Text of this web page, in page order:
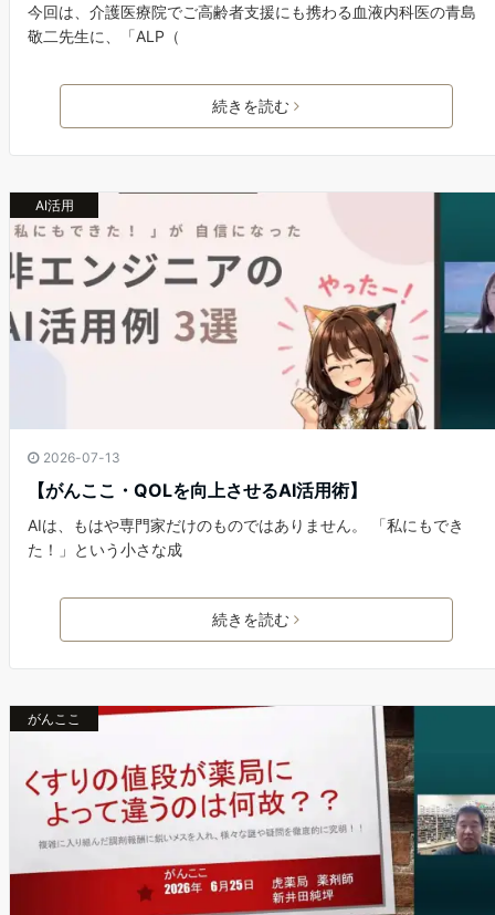
今回は、介護医療院でご高齢者支援にも携わる血液内科医の青島
敬二先生に、「ALP（
続きを読む
AI活用
2026-07-13
【がんここ・QOLを向上させるAI活用術】
AIは、もはや専門家だけのものではありません。 「私にもでき
た！」という小さな成
続きを読む
がんここ